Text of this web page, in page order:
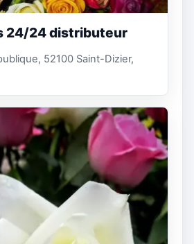
24/24 distributeur
52100 Saint-Dizier,